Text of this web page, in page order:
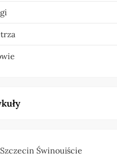
Szczecin Świnoujście